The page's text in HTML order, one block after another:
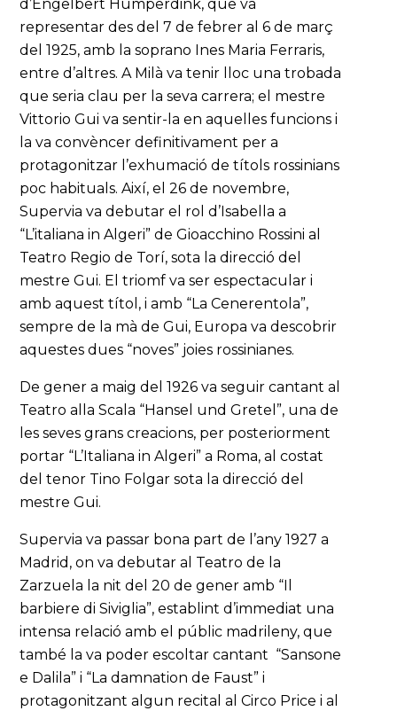
d’Engelbert Humperdink, que va
representar des del 7 de febrer al 6 de març
del 1925, amb la soprano Ines Maria Ferraris,
entre d’altres. A Milà va tenir lloc una trobada
que seria clau per la seva carrera; el mestre
Vittorio Gui va sentir-la en aquelles funcions i
la va convèncer definitivament per a
protagonitzar l’exhumació de títols rossinians
poc habituals. Així, el 26 de novembre,
Supervia va debutar el rol d’Isabella a
“L’italiana in Algeri” de Gioacchino Rossini al
Teatro Regio de Torí, sota la direcció del
mestre Gui. El triomf va ser espectacular i
amb aquest títol, i amb “La Cenerentola”,
sempre de la mà de Gui, Europa va descobrir
aquestes dues “noves” joies rossinianes.
De gener a maig del 1926 va seguir cantant al
Teatro alla Scala “Hansel und Gretel”, una de
les seves grans creacions, per posteriorment
portar “L’Italiana in Algeri” a Roma, al costat
del tenor Tino Folgar sota la direcció del
mestre Gui.
Supervia va passar bona part de l’any 1927 a
Madrid, on va debutar al Teatro de la
Zarzuela la nit del 20 de gener amb “Il
barbiere di Siviglia”, establint d’immediat una
intensa relació amb el públic madrileny, que
també la va poder escoltar cantant “Sansone
e Dalila” i “La damnation de Faust” i
protagonitzant algun recital al Circo Price i al